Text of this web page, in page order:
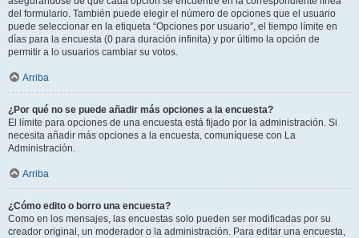
del formulario. También puede elegir el número de opciones que el usuario
puede seleccionar en la etiqueta “Opciones por usuario”, el tiempo límite en
días para la encuesta (0 para duración infinita) y por último la opción de
permitir a lo usuarios cambiar su votos.
Arriba
¿Por qué no se puede añadir más opciones a la encuesta?
El límite para opciones de una encuesta está fijado por la administración. Si
necesita añadir más opciones a la encuesta, comuníquese con La
Administración.
Arriba
¿Cómo edito o borro una encuesta?
Como en los mensajes, las encuestas solo pueden ser modificadas por su
creador original, un moderador o la administración. Para editar una encuesta,